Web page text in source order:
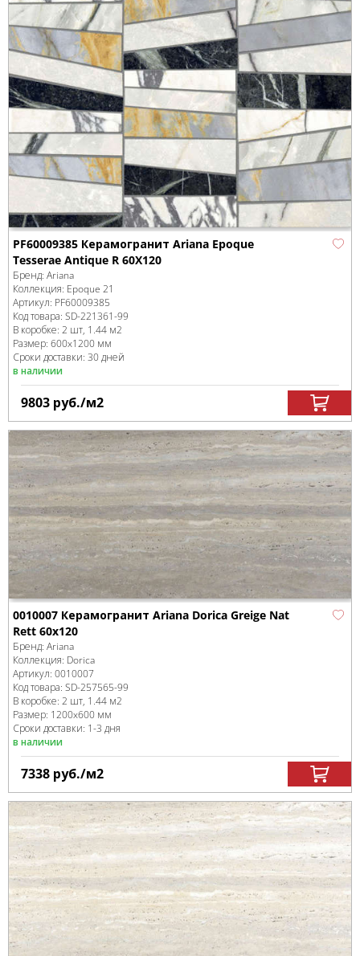
PF60009385 Керамогранит Ariana Epoque
Tesserae Antique R 60X120
Бренд: Ariana
Коллекция: Epoque 21
Артикул: PF60009385
Код товара: SD-221361-99
В коробке: 2 шт, 1.44 м2
Размер: 600x1200 мм
Сроки доставки: 30 дней
в наличии
9803 руб./м2
0010007 Керамогранит Ariana Dorica Greige Nat
Rett 60x120
Бренд: Ariana
Коллекция: Dorica
Артикул: 0010007
Код товара: SD-257565-99
В коробке: 2 шт, 1.44 м2
Размер: 1200x600 мм
Сроки доставки: 1-3 дня
в наличии
7338 руб./м2